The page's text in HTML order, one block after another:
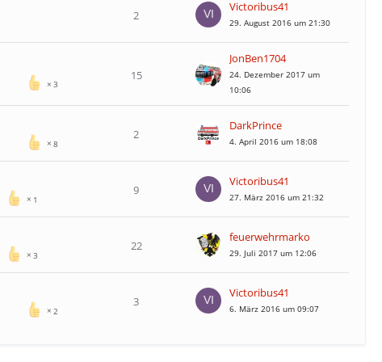
2
Victoribus41
29. August 2016 um 21:30
3
15
JonBen1704
24. Dezember 2017 um
10:06
8
2
DarkPrince
4. April 2016 um 18:08
1
9
Victoribus41
27. März 2016 um 21:32
3
22
feuerwehrmarko
29. Juli 2017 um 12:06
2
3
Victoribus41
6. März 2016 um 09:07